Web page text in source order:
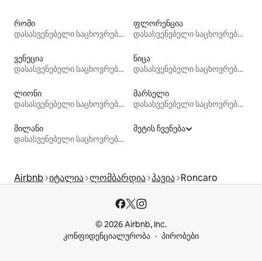
რომი
დასასვენებელი საცხოვრებლები
ფლორენცია
დასასვენებელი საცხოვრებლები
ვენეცია
დასასვენებელი საცხოვრებლები
ნიცა
დასასვენებელი საცხოვრებლები
ლიონი
დასასვენებელი საცხოვრებლები
მარსელი
დასასვენებელი საცხოვრებლები
მილანი
დასასვენებელი საცხოვრებლები
მეტის ჩვენება
Airbnb იტალია ლომბარდია პავია Roncaro
© 2026 Airbnb, Inc.
კონფიდენციალურობა
პირობები